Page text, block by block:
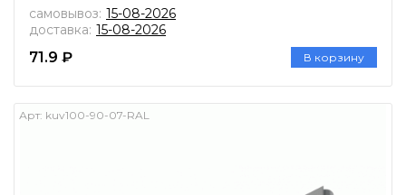
самовывоз: 15-08-2026
доставка: 15-08-2026
71.9 ₽ В корзину
Арт: kuv100-90-07-RAL